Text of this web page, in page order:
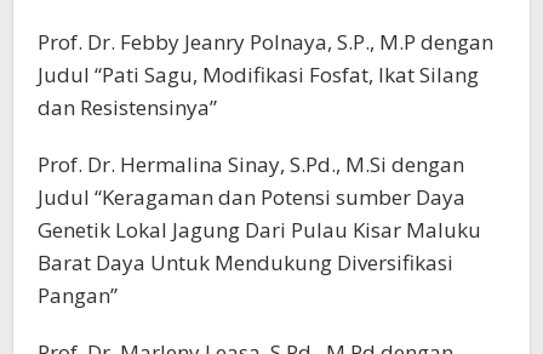
Prof. Dr. Febby Jeanry Polnaya, S.P., M.P dengan
Judul “Pati Sagu, Modifikasi Fosfat, Ikat Silang
dan Resistensinya”
Prof. Dr. Hermalina Sinay, S.Pd., M.Si dengan
Judul “Keragaman dan Potensi sumber Daya
Genetik Lokal Jagung Dari Pulau Kisar Maluku
Barat Daya Untuk Mendukung Diversifikasi
Pangan”